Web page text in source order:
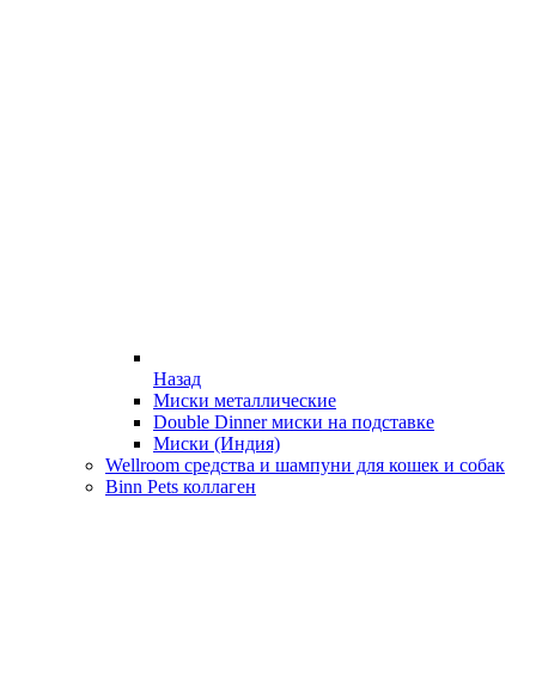
Назад
Миски металлические
Double Dinner миски на подставке
Миски (Индия)
Wellroom средства и шампуни для кошек и собак
Binn Pets коллаген